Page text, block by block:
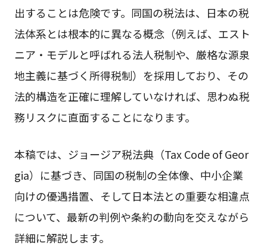
出することは危険です。同国の税法は、日本の税
法体系とは根本的に異なる概念（例えば、エスト
ニア・モデルと呼ばれる法人税制や、厳格な源泉
地主義に基づく所得税制）を採用しており、その
法的構造を正確に理解していなければ、思わぬ税
務リスクに直面することになります。
本稿では、ジョージア税法典（Tax Code of Geor
gia）に基づき、同国の税制の全体像、中小企業
向けの優遇措置、そして日本法との重要な相違点
について、最新の判例や条約の動向を交えながら
詳細に解説します。